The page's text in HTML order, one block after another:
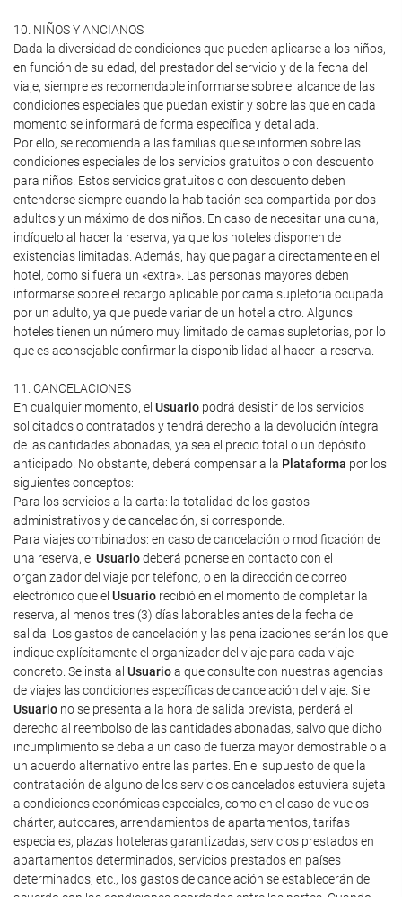
10. NIÑOS Y ANCIANOS
Dada la diversidad de condiciones que pueden aplicarse a los niños,
en función de su edad, del prestador del servicio y de la fecha del
viaje, siempre es recomendable informarse sobre el alcance de las
condiciones especiales que puedan existir y sobre las que en cada
momento se informará de forma específica y detallada.
Por ello, se recomienda a las familias que se informen sobre las
condiciones especiales de los servicios gratuitos o con descuento
para niños. Estos servicios gratuitos o con descuento deben
entenderse siempre cuando la habitación sea compartida por dos
adultos y un máximo de dos niños. En caso de necesitar una cuna,
indíquelo al hacer la reserva, ya que los hoteles disponen de
existencias limitadas. Además, hay que pagarla directamente en el
hotel, como si fuera un «extra». Las personas mayores deben
informarse sobre el recargo aplicable por cama supletoria ocupada
por un adulto, ya que puede variar de un hotel a otro. Algunos
hoteles tienen un número muy limitado de camas supletorias, por lo
que es aconsejable confirmar la disponibilidad al hacer la reserva.
11. CANCELACIONES
En cualquier momento, el Usuario podrá desistir de los servicios
solicitados o contratados y tendrá derecho a la devolución íntegra
de las cantidades abonadas, ya sea el precio total o un depósito
anticipado. No obstante, deberá compensar a la Plataforma por los
siguientes conceptos:
Para los servicios a la carta: la totalidad de los gastos
administrativos y de cancelación, si corresponde.
Para viajes combinados: en caso de cancelación o modificación de
una reserva, el Usuariodeberá ponerse en contacto con el
organizador del viaje por teléfono, o en la dirección de correo
electrónico que el Usuario recibió en el momento de completar la
reserva, al menos tres (3) días laborables antes de la fecha de
salida. Los gastos de cancelación y las penalizaciones serán los que
indique explícitamente el organizador del viaje para cada viaje
concreto. Se insta al Usuarioa que consulte con nuestras agencias
de viajes las condiciones específicas de cancelación del viaje. Si el
Usuario no se presenta a la hora de salida prevista, perderá el
derecho al reembolso de las cantidades abonadas, salvo que dicho
incumplimiento se deba a un caso de fuerza mayor demostrable o a
un acuerdo alternativo entre las partes. En el supuesto de que la
contratación de alguno de los servicios cancelados estuviera sujeta
a condiciones económicas especiales, como en el caso de vuelos
chárter, autocares, arrendamientos de apartamentos, tarifas
especiales, plazas hoteleras garantizadas, servicios prestados en
apartamentos determinados, servicios prestados en países
determinados, etc., los gastos de cancelación se establecerán de